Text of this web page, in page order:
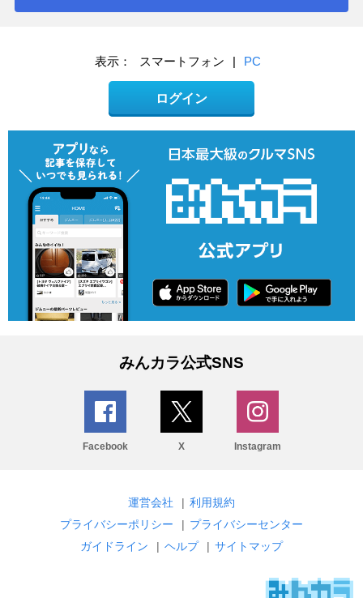
表示： スマートフォン | PC
ログイン
みんカラ公式SNS
Facebook X Instagram
運営会社 | 利用規約
プライバシーポリシー
| プライバシーセンター
ガイドライン
| ヘルプ | サイトマップ